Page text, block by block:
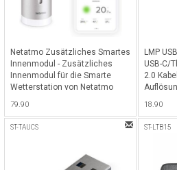
Netatmo Zusätzliches Smartes
Innenmodul - Zusätzliches
Innenmodul für die Smarte
Wetterstation von Netatmo
79.90
LMP
USB-C/
2.0
18.90
ST-TAUCS ST-LTB15